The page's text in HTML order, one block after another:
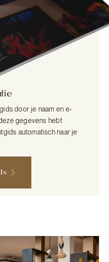
door je naam en e-
gegevens hebt
automatisch naar je